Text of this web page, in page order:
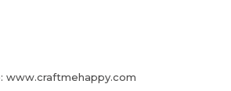
www.craftmehappy.com